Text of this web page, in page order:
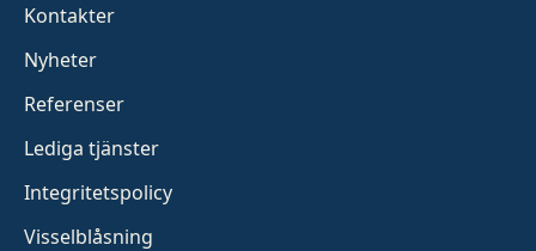
Kontakter
Nyheter
Referenser
Lediga tjänster
Integritetspolicy
Visselblåsning